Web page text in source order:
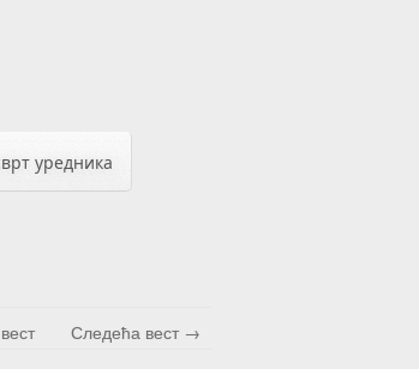
уредника
Следећа вест →